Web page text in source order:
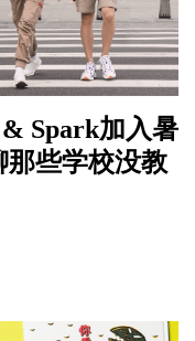
Spark加入暑
那些学校没教